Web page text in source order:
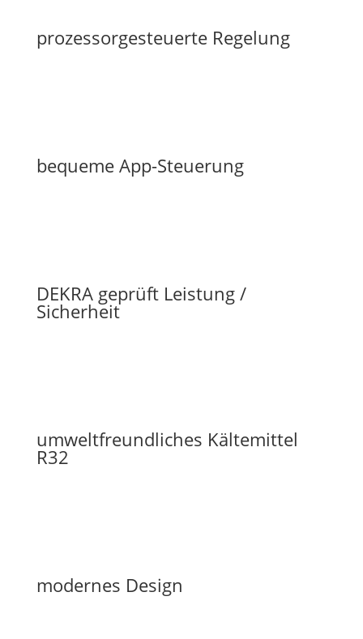
prozessorgesteuerte Regelung
bequeme App-Steuerung
DEKRA geprüft Leistung /
Sicherheit
umweltfreundliches Kältemittel
R32
modernes Design